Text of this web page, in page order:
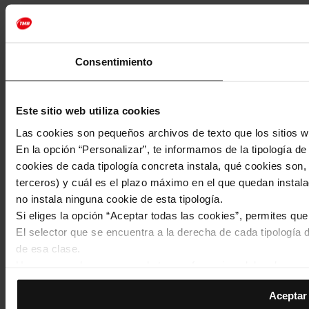
Consentimiento
Este sitio web utiliza cookies
Las cookies son pequeños archivos de texto que los sitios
En la opción “Personalizar”, te informamos de la tipología
cookies de cada tipología concreta instala, qué cookies
terceros) y cuál es el plazo máximo en el que quedan
no instala ninguna cookie de esta tipología.
Si eliges la opción “Aceptar todas las cookies”, permites
El selector que se encuentra a la derecha de cada
de esa clase.
de la tipología que hayas seleccionado previamente. Te
permiten recordar tus opciones de navegación (como el